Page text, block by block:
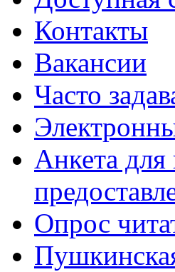
Контакты
Вакансии
Часто
Анкета для
Опрос